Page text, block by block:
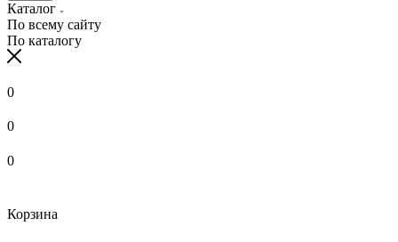
Каталог
По всему сайту
По каталогу
0
0
0
Корзина